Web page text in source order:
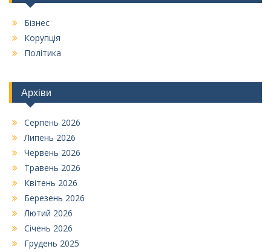
Бізнес
Корупція
Політика
Архіви
Серпень 2026
Липень 2026
Червень 2026
Травень 2026
Квітень 2026
Березень 2026
Лютий 2026
Січень 2026
Грудень 2025